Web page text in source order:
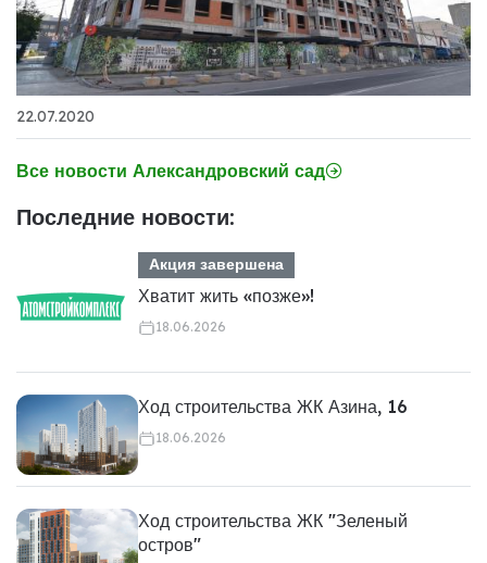
22.07.2020
Все новости Александровский сад
Последние новости:
Акция завершена
Хватит жить «позже»!
18.06.2026
Ход строительства ЖК Азина, 16
18.06.2026
Ход строительства ЖК "Зеленый
остров"